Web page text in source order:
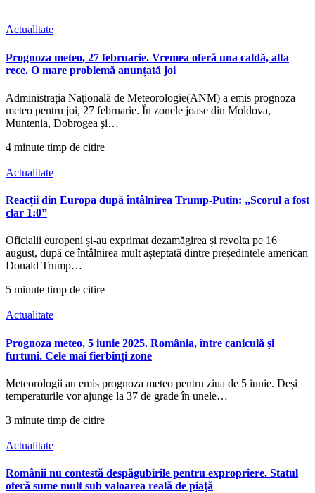
Actualitate
Prognoza meteo, 27 februarie. Vremea oferă una caldă, alta
rece. O mare problemă anunțată joi
Administrația Națională de Meteorologie(ANM) a emis prognoza
meteo pentru joi, 27 februarie. În zonele joase din Moldova,
Muntenia, Dobrogea şi…
4 minute timp de citire
Actualitate
Reacții din Europa după întâlnirea Trump-Putin: „Scorul a fost
clar 1:0”
Oficialii europeni și-au exprimat dezamăgirea și revolta pe 16
august, după ce întâlnirea mult așteptată dintre președintele american
Donald Trump…
5 minute timp de citire
Actualitate
Prognoza meteo, 5 iunie 2025. România, între caniculă și
furtuni. Cele mai fierbinți zone
Meteorologii au emis prognoza meteo pentru ziua de 5 iunie. Deși
temperaturile vor ajunge la 37 de grade în unele…
3 minute timp de citire
Actualitate
Românii nu contestă despăgubirile pentru expropriere. Statul
oferă sume mult sub valoarea reală de piaţă